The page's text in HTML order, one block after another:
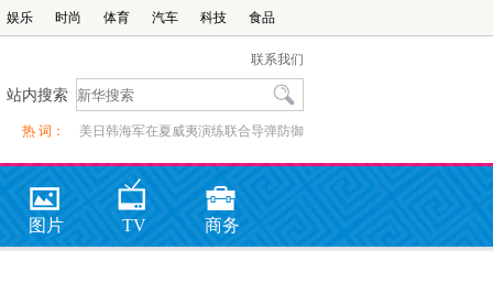
娱乐 时尚 体育 汽车 科技 食品
联系我们
站内搜索
热 词： 美日韩海军在夏威夷演练联合导弹防御
图片 TV 商务